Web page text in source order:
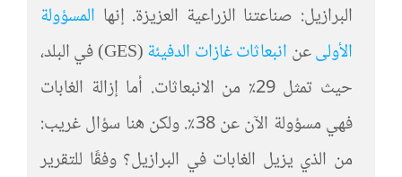
البرازيل: صناعتنا الزراعية العزيزة. إنها المسؤولة
الأولىعن انبعاثاتغازات الدفيئة
(GES) في البلد،
حيث تمثل 29٪ من الانبعاثات. أما إزالة الغابات
فهي مسؤولة الآن عن 38٪. ولكن هنا سؤال غريب:
من الذي يزيل الغابات في البرازيل؟ وفقًا للتقرير